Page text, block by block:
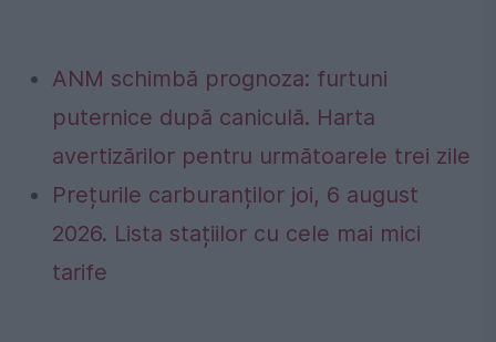
ANM schimbă prognoza: furtuni
puternice după caniculă. Harta
avertizărilor pentru următoarele trei zile
Prețurile carburanților joi, 6 august
2026. Lista stațiilor cu cele mai mici
tarife